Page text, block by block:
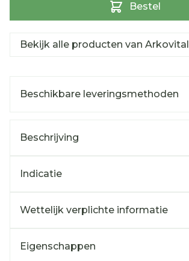
Bestel
Bekijk alle producten van Arkovital
Beschikbare leveringsmethoden
Beschrijving
Indicatie
Wettelijk verplichte informatie
Eigenschappen